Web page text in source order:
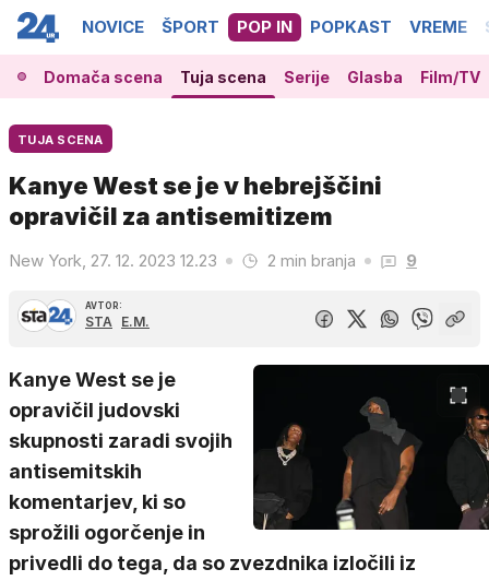
NOVICE ŠPORT POP IN POPKAST VREME
Domača scena Tuja scena Serije Glasba Film/TV
TUJA SCENA
Kanye West se je v hebrejščini
opravičil za antisemitizem
New York, 27. 12. 2023 12.23 2 min branja 9
AVTOR:
STA E.M.
Kanye West se je
opravičil judovski
skupnosti zaradi svojih
antisemitskih
komentarjev, ki so
sprožili ogorčenje in
privedli do tega, da so zvezdnika izločili iz